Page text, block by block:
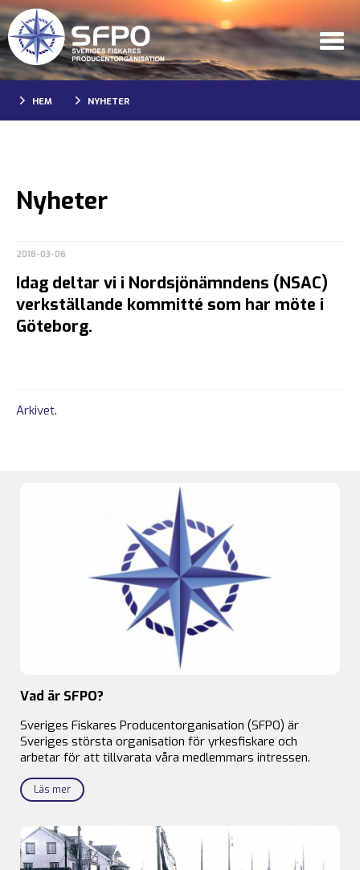
HEM NYHETER
Nyheter
2018-03-06
Idag deltar vi i Nordsjönämndens (NSAC)
verkställande kommitté som har möte i
Göteborg.
Arkivet.
Vad är SFPO?
Sveriges Fiskares Producentorganisation (SFPO) är
Sveriges största organisation för yrkesfiskare och
arbetar för att tillvarata våra medlemmars intressen.
Läs mer